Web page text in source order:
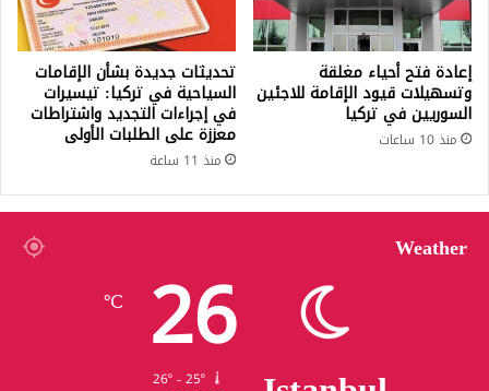
إعادة فتح أحياء مغلقة
وتسهيلات قيود الإقامة للاجئين
السوريين في تركيا
منذ 10 ساعات
تحديثات جديدة بشأن الإقامات
السياحية في تركيا: تيسيرات
في إجراءات التجديد واشتراطات
معززة على الطلبات الأولى
منذ 11 ساعة
Weather
26
℃
26º - 25º